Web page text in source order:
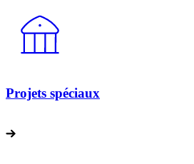
Projets spéciaux